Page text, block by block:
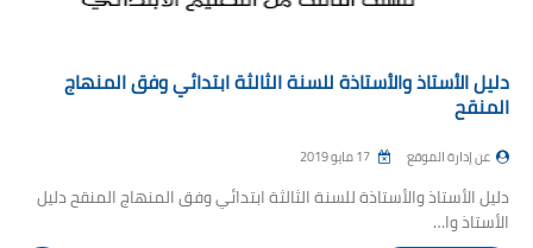
دليل الأستاذ والأستاذة للسنة الثالثة ابتدائي وفق المنهاج
المنقح
عن إدارة الموقع
دليل الأستاذ والأستاذة للسنة الثالثة ابتدائي وفق المنهاج المنقح دليل
الأستاذ وا…